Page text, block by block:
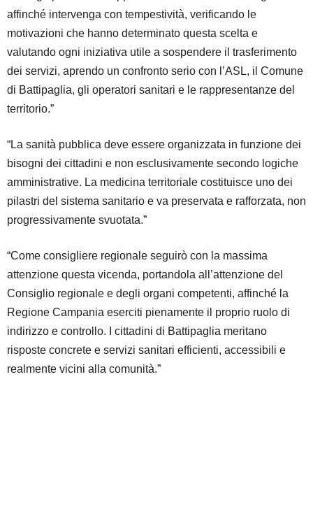
affinché intervenga con tempestività, verificando le
motivazioni che hanno determinato questa scelta e
valutando ogni iniziativa utile a sospendere il trasferimento
dei servizi, aprendo un confronto serio con l’ASL, il Comune
di Battipaglia, gli operatori sanitari e le rappresentanze del
territorio.”
“La sanità pubblica deve essere organizzata in funzione dei
bisogni dei cittadini e non esclusivamente secondo logiche
amministrative. La medicina territoriale costituisce uno dei
pilastri del sistema sanitario e va preservata e rafforzata, non
progressivamente svuotata.”
“Come consigliere regionale seguirò con la massima
attenzione questa vicenda, portandola all’attenzione del
Consiglio regionale e degli organi competenti, affinché la
Regione Campania eserciti pienamente il proprio ruolo di
indirizzo e controllo. I cittadini di Battipaglia meritano
risposte concrete e servizi sanitari efficienti, accessibili e
realmente vicini alla comunità.”